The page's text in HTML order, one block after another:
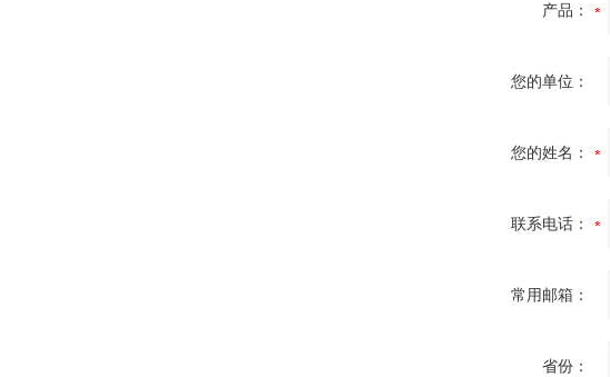
产品：
您的单位：
您的姓名：
联系电话：
常用邮箱：
省份：